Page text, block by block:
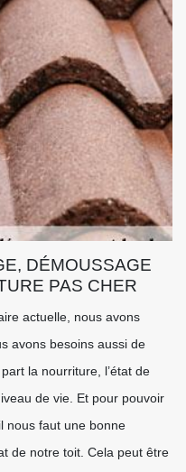
DÉMOUSSAGE
PAS CHER
actuelle, nous avons
avons besoins aussi de
la nourriture, l’état de
de vie. Et pour pouvoir
nous faut une bonne
de notre toit. Cela peut être